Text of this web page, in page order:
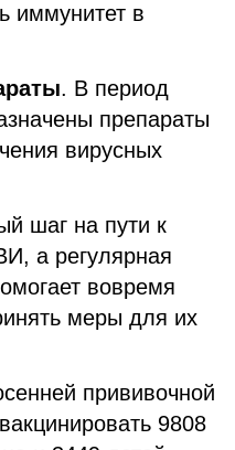
иммунитет в
. В период
препараты
вирусных
шаг на пути к
а регулярная
вовремя
меры для их
прививочной
9808